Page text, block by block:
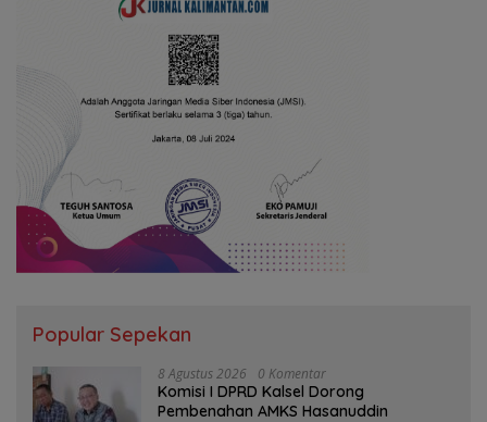
Popular Sepekan
8 Agustus 2026 0 Komentar
Komisi I DPRD Kalsel Dorong
Pembenahan AMKS Hasanuddin